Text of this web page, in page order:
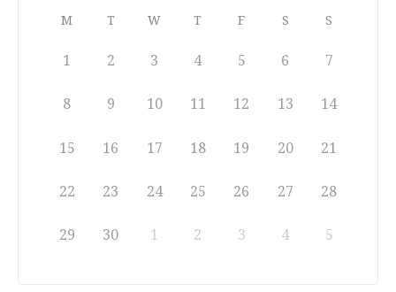
M T W T F S S
1 2 3 4 5 6 7
8 9 10 11 12 13 14
15 16 17 18 19 20 21
22 23 24 25 26 27 28
29 30 1 2 3 4 5